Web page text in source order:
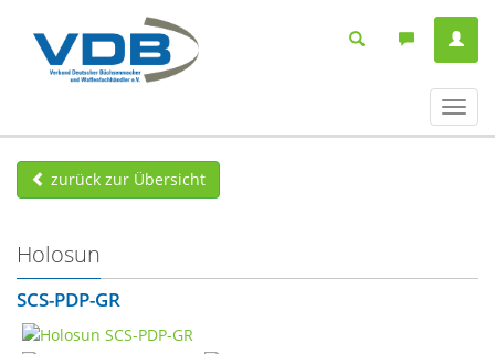
ein-/
zurück zur Übersicht
Holosun
SCS-PDP-GR